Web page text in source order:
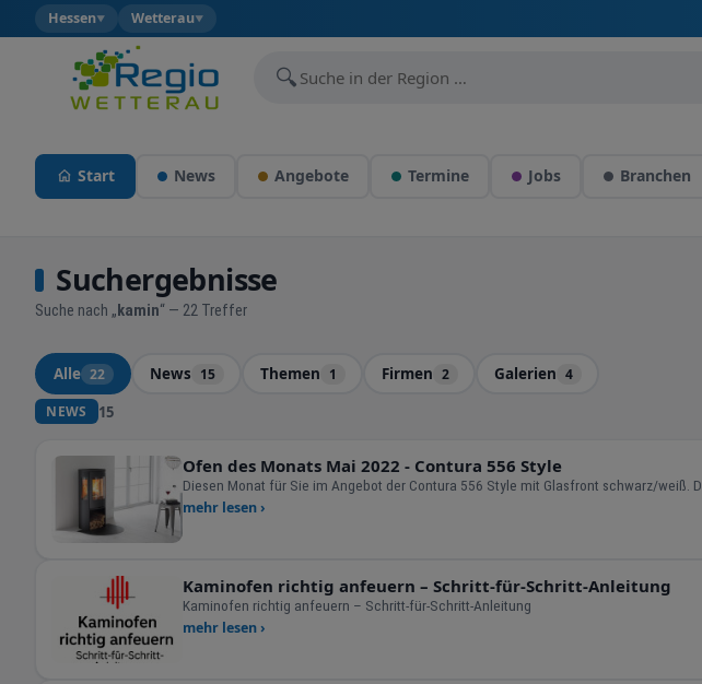
Hessen▼ Wetterau▼
🔍
Start News Angebote Termine Jobs Branchen
Suchergebnisse
Suche nach „ kamin“ — 22 Treffer
Alle 22 News 15 Themen 1 Firmen 2 Galerien 4
NEWS 15
Ofen des Monats Mai 2022 - Contura 556 Style
mehr lesen ›
Kaminofen richtig anfeuern – Schritt-für-Schritt-Anleitung
Kaminofen richtig anfeuern – Schritt-für-Schritt-Anleitung
mehr lesen ›